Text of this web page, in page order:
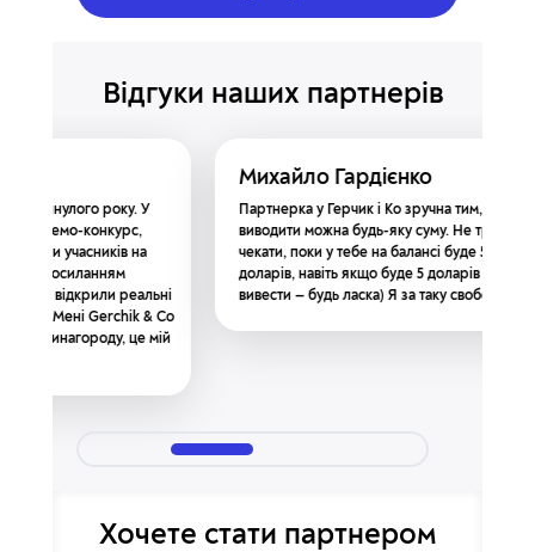
Відгуки наших партнерів
Михайло Гардієнко
Партнерка у Герчик і Ко зручна тим, що
виводити можна будь-яку суму. Не треба
чекати, поки у тебе на балансі буде 50 або 100
доларів, навіть якщо буде 5 доларів і хочеш
вивести — будь ласка) Я за таку свободу дій.
своєму
Хочете стати партнером